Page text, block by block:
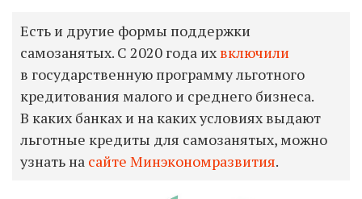
Есть и другие формы поддержки
самозанятых. С 2020 года ихвключили
в государственную программу льготного
кредитования малого и среднего бизнеса.
В каких банках и на каких условиях выдают
льготные кредиты для самозанятых, можно
узнать на сайте Минэкономразвития.